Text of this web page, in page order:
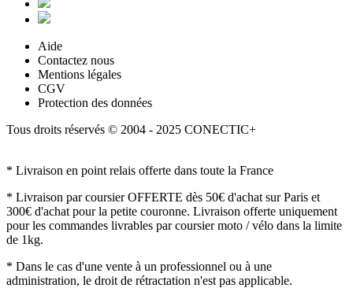
Aide
Contactez nous
Mentions légales
CGV
Protection des données
Tous droits réservés © 2004 - 2025 CONECTIC+
* Livraison en point relais offerte dans toute la France
* Livraison par coursier OFFERTE dès 50€ d'achat sur Paris et
300€ d'achat pour la petite couronne. Livraison offerte uniquement
pour les commandes livrables par coursier moto / vélo dans la limite
de 1kg.
* Dans le cas d'une vente à un professionnel ou à une
administration, le droit de rétractation n'est pas applicable.